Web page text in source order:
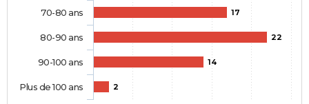
17
22
14
2
70-80 ans
80-90 ans
90-100 ans
Plus de 100 ans